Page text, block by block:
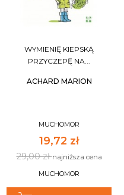
WYMIENIĘ KIEPSKĄ
PRZYCZEPĘ NA...
ACHARD MARION
MUCHOMOR
19,72 zł
29,00 złnajniższa cena
MUCHOMOR